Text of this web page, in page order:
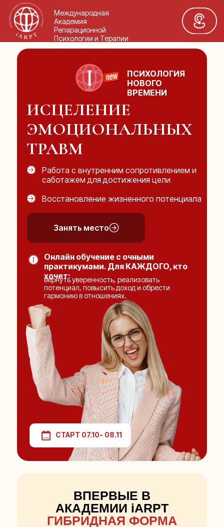
Международная
Академия
Репарационной
Психологии и Терапии
ИСЦЕЛЕНИЕ
ЭМОЦИОНАЛЬНЫХ
ТРАВМ
Онлайн обучение с очными
практикумами. Для КАЖДОГО, кто
хочет:
вернуть уверенность, реализовать
потенциал, повысить доход и обрести
гармонию в отношениях.
Работа с внутренним сопротивлением и
саботажем для достижения цели
Восстановление жизненного потенциала
Занять место
СТАРТ 07.10- 08.11
ПСИХОЛОГИЯ
НОВОГО
ВРЕМЕНИ
ВПЕРВЫЕ В
АКАДЕМИИ iARPT
ГИБРИДНАЯ ФОРМА